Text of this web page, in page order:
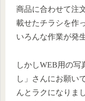
商品に合わせて注
載せたチラシを作
いろんな作業が発
しかしWEB用の写
し」さんにお願い
んとラクになりま